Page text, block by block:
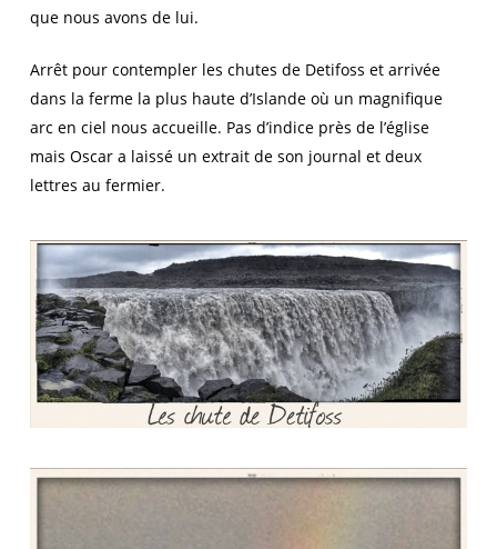
que nous avons de lui.
Arrêt pour contempler les chutes de Detifoss et arrivée
dans la ferme la plus haute d’Islande où un magnifique
arc en ciel nous accueille. Pas d’indice près de l’église
mais Oscar a laissé un extrait de son journal et deux
lettres au fermier.